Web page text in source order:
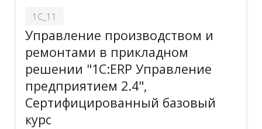
1С_11
Управление производством и
ремонтами в прикладном
решении "1С:ERP Управление
предприятием 2.4",
Сертифицированный базовый
курс